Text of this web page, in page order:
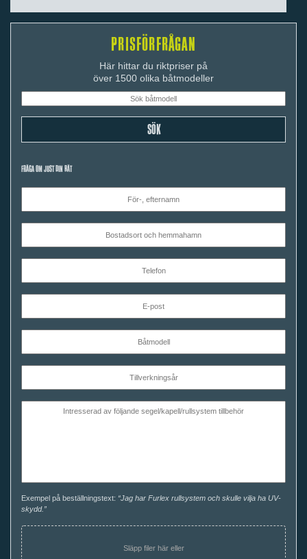
PRISFÖRFRÅGAN
Här hittar du riktpriser på
över 1500 olika båtmodeller
FRÅGA OM JUST DIN BÅT
Exempel på beställningstext: “Jag har Furlex rullsystem och skulle vilja ha UV-
skydd.”
Släpp filer här eller